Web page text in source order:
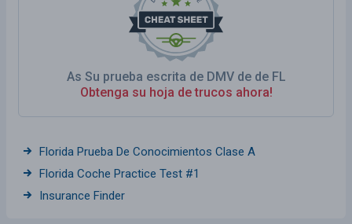
As Su prueba escrita de DMV de de FL
Obtenga su hoja de trucos ahora!
Florida Prueba De Conocimientos Clase A
Florida Coche Practice Test #1
Insurance Finder